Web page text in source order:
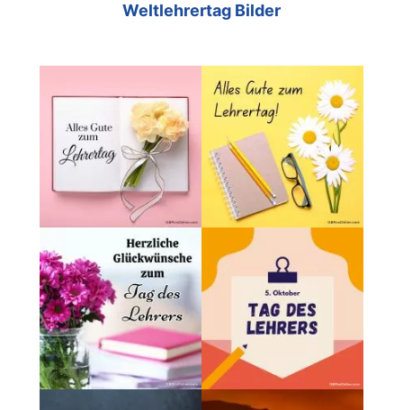
Weltlehrertag Bilder